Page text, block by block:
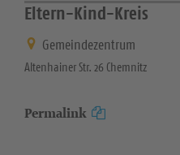
Eltern-Kind-Kreis
Gemeindezentrum
Altenhainer Str. 26 Chemnitz
Permalink